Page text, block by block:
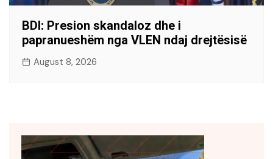
BDI: Presion skandaloz dhe i
papranueshëm nga VLEN ndaj drejtësisë
August 8, 2026